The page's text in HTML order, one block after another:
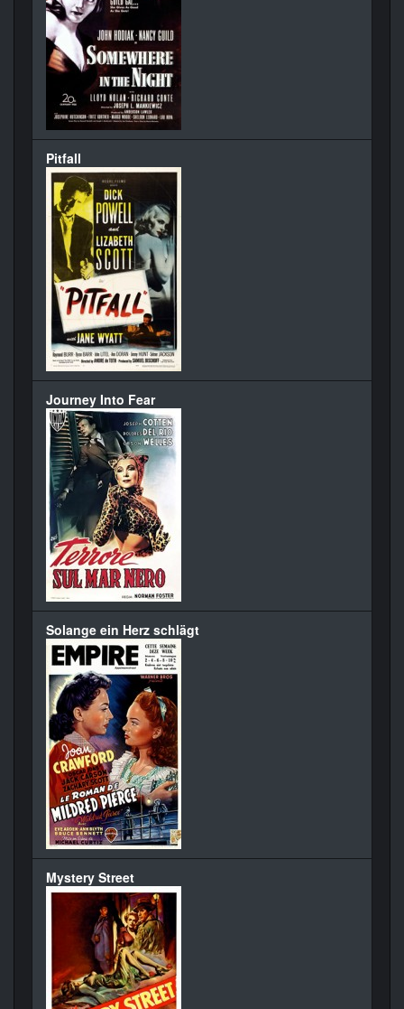
Pitfall
Journey Into Fear
Solange ein Herz schlägt
Mystery Street